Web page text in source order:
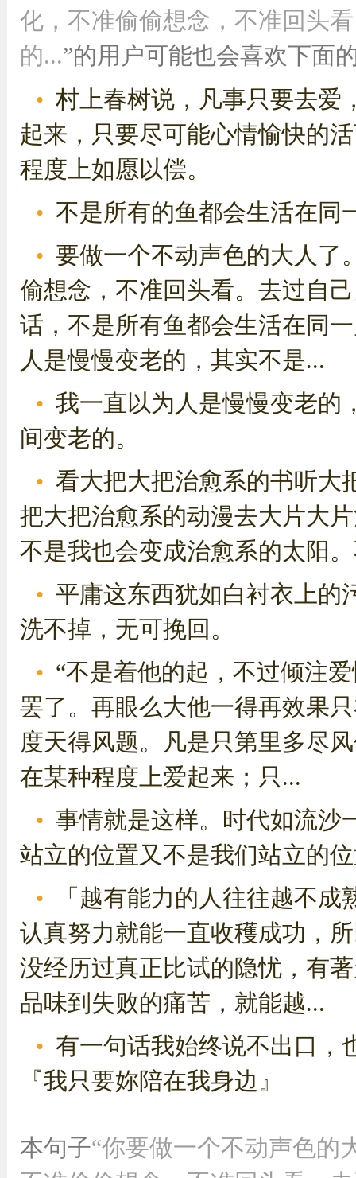
化，不准偷偷想念，不准回头
的...”的用户可能也会喜欢下面
村上春树说，凡事只要去爱
起来，只要尽可能心情愉快的
程度上如愿以偿。
不是所有的鱼都会生活在同
要做一个不动声色的大人了
偷想念，不准回头看。去过自
话，不是所有鱼都会生活在同
人是慢慢变老的，其实不是...
我一直以为人是慢慢变老的
间变老的。
看大把大把治愈系的书听大
把大把治愈系的动漫去大片大
不是我也会变成治愈系的太阳
平庸这东西犹如白衬衣上的
洗不掉，无可挽回。
“不是着他的起，不过倾注
罢了。再眼么大他一得再效果
度天得风题。凡是只第里多尽
在某种程度上爱起来；只...
事情就是这样。时代如流沙
站立的位置又不是我们站立的
「越有能力的人往往越不
认真努力就能一直收穫成功，
没经历过真正比试的隐忧，有
品味到失败的痛苦，就能越...
有一句话我始终说不出口，
『我只要妳陪在我身边』
本句子“你要做一个不动声色的